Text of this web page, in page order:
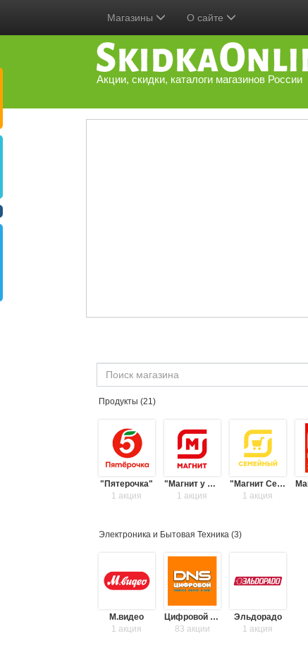
Магазины О сайте
Акции, скидки, каталоги магазинов России
Продукты (21)
"Пятерочка"
1 акция
"Магнит у дома"
1 акция
"Магнит Семейный"
1 акция
Электроника и Бытовая Техника (3)
М.видео
1 акция
Цифровой супермаркет DNS
83 акции
Эльдорадо
1 акция